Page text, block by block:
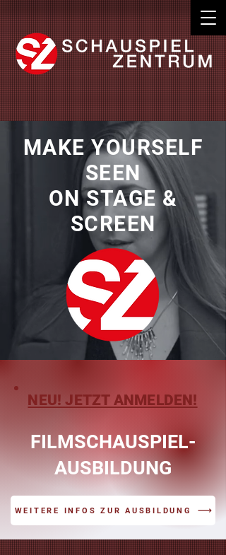
MAKE YOURSELF
SEEN
ON STAGE &
SCREEN
NEU! JETZT ANMELDEN!
FILMSCHAUSPIEL-
AUSBILDUNG
WEITERE INFOS ZUR AUSBILDUNG